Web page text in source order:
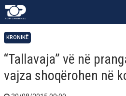
KRONIKË
“Tallavaja” vë në
vajza shoqërohen në